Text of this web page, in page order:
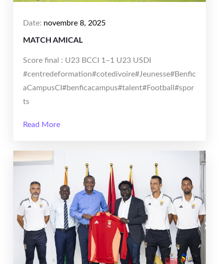
Date: novembre 8, 2025
MATCH AMICAL
Score final : U23 BCCI 1–1 U23 USDI
#centredeformation#cotedivoire#Jeunesse#Benfic
aCampusCI#benficacampus#talent#Football#spor
ts
Read More